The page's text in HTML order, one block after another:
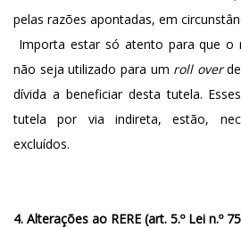
pelas razões apontadas, em
Importa estar só atento para que o
não seja utilizado para um roll overde
dívida a beneficiar desta tutela.
tutela por via indireta, estão,
excluídos.
4. Alterações ao RERE (art. 5.º Lei n.º